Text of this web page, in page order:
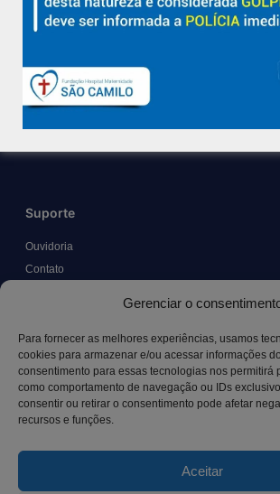
Gerenciar o
Para fornecer as melhores experiências, usamos
cookies para armazenar e/ou acessar informações
consentimento para essas tecnologias nos permitirá
como comportamento de navegação ou IDs
consentir ou retirar o consentimento pode afetar
recursos e funções.
Aceitar
Sobre
Diretorias
Políticas e Normas
Suporte
Ouvidoria
Contato
Canal LGPD e Segurança da Informação
Contato